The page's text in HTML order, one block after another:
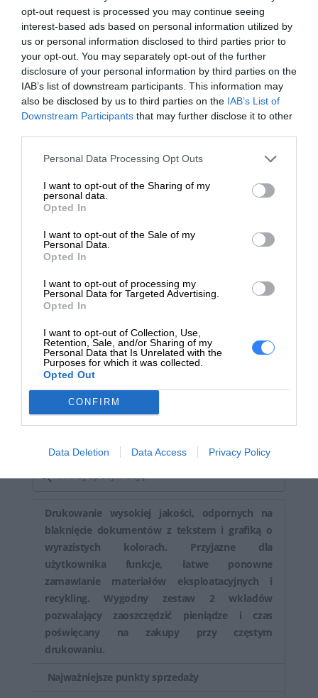
opt-out request is processed you may continue seeing
interest-based ads based on personal information utilized by
us or personal information disclosed to third parties prior to
your opt-out. You may separately opt-out of the further
disclosure of your personal information by third parties on the
IAB’s list of downstream participants. This information may
also be disclosed by us to third parties on the IAB’s List of
Downstream Participants that may further disclose it to other
Personal Data Processing Opt Outs
I want to opt-out of the Sharing of my
personal data.
Opted In
I want to opt-out of the Sale of my
Personal Data.
Opted In
I want to opt-out of processing my
Personal Data for Targeted Advertising.
Opted In
I want to opt-out of Collection, Use,
Retention, Sale, and/or Sharing of my
Personal Data that Is Unrelated with the
Purposes for which it was collected.
Opted Out
CONFIRM
Data Deletion Data Access Privacy Policy
Zachowaj ważne dokumenty i
wspomnienia
Wybierz oryginalne atramenty HP, aby drukować wyraziste
dokumenty i utrwalone cenne chwile w żywych kolorach.
Materiał z recyklingu ma znaczenie
Firma HP wykorzystała ponad 5,8 miliarda plastikowych
butelek pokonsumenckich do produkcji oryginalnych
Drukowanie wysokiej jakości, odpornych na
blaknięcie dokumentów z tekstem i grafiką o
wyrazistych kolorach. Przyjazne dla
użytkownika funkcje, łatwe ponowne
zamawianie materiałów eksploatacyjnych i
recykling. Wygodny zestaw 2 wkładów
pozwalający zaoszczędzić pieniądze i czas
poświęcany na zakupy przy częstym
drukowaniu.
Najważniejsze punkty sprzedaży